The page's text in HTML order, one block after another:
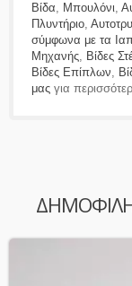
Βίδα, Μπουλόνι,
Πλυντήριο,
σύμφωνα με τα
Μηχανής, Βίδες
Βίδες Επίπλων,
μας για